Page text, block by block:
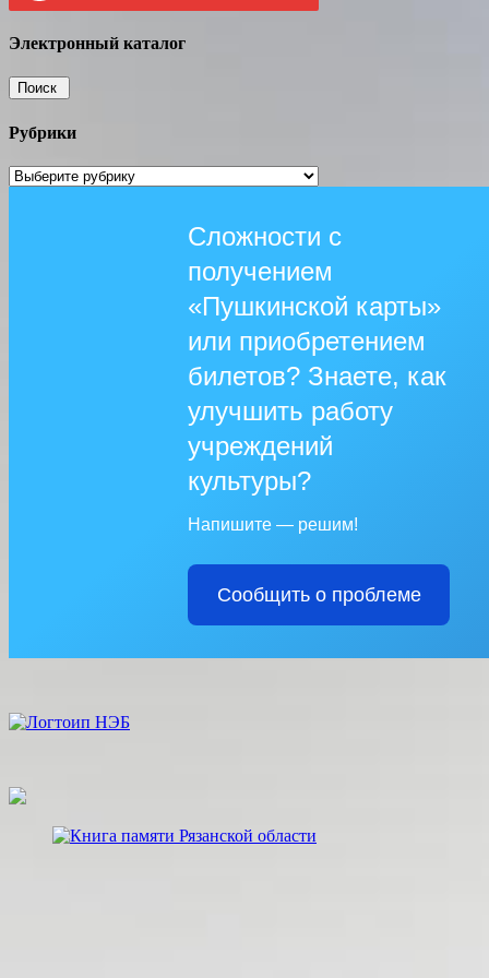
Электронный каталог
Рубрики
Рубрики
Сложности с
получением
«Пушкинской карты»
или приобретением
билетов? Знаете, как
улучшить работу
учреждений
культуры?
Напишите — решим!
Сообщить о проблеме